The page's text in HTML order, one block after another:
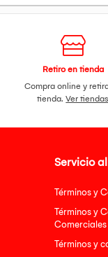
millones
Retiro en tienda
Compra online y
tienda.Ver tiendas
Servicio
Términos y
Términos y
Comerciales
Términos y